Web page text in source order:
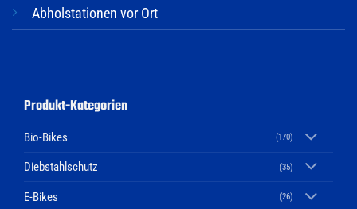
Abholstationen vor Ort
Produkt-Kategorien
Bio-Bikes (170)
Diebstahlschutz (35)
E-Bikes (26)